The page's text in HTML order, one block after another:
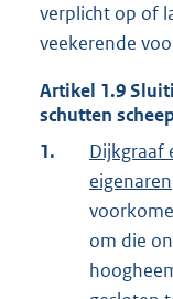
verplicht op of
veekerende
Artikel 1.9
schutten
1.
Dijkgraaf
eigenaren
om die